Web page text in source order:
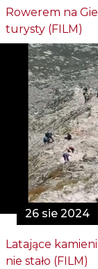
Rowerem na
turysty (FILM)
26 sie 2024
Latające
nie stało (FILM)